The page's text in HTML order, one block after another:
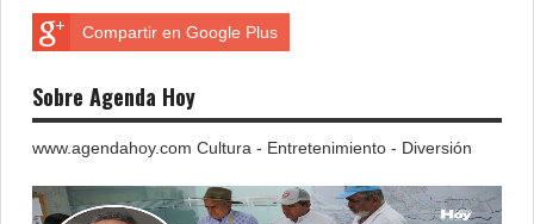
Compartir en Google Plus
Sobre Agenda Hoy
www.agendahoy.com Cultura - Entretenimiento - Diversión